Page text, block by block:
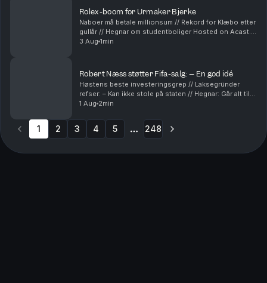
Rolex-boom for Urmaker Bjerke
Naboer må betale millionsum // Rekord for Klæbo etter
gullår // Hegnar om studentboliger Hosted on Acast.
See acast.com/privacy for more information.
3 Aug 1min
Robert Næss støtter Fifa-salg: – En god idé
Høstens beste investeringsgrep // Laksegründer
refser: – Kan ikke stole på staten // Hegnar: Går alt til
helvete? Hosted on Acast. See acast.com/privacy for
1 Aug 2min
1 2 3 4 5 248